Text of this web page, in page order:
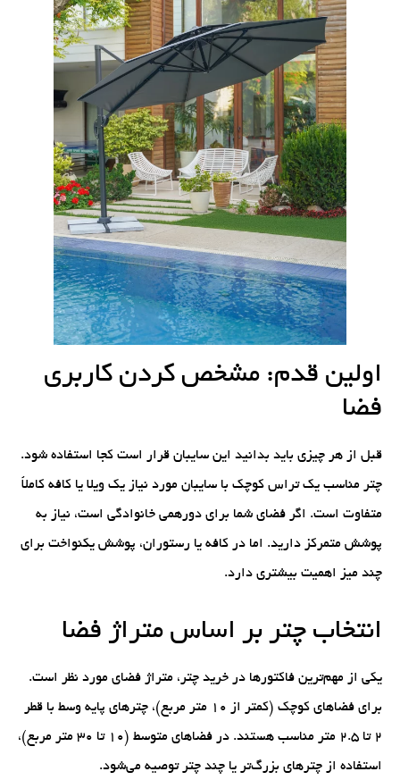
اولین قدم: مشخص کردن کاربری
فضا
قبل از هر چیزی باید بدانید این سایبان قرار است کجا استفاده شود.
چتر مناسب یک تراس کوچک با سایبان مورد نیاز یک ویلا یا کافه کاملاً
متفاوت است. اگر فضای شما برای دورهمی خانوادگی است، نیاز به
پوشش متمرکز دارید. اما در کافه یا رستوران، پوشش یکنواخت برای
چند میز اهمیت بیشتری دارد.
انتخاب چتر بر اساس متراژ فضا
یکی از مهم‌ترین فاکتورها در خرید چتر، متراژ فضای مورد نظر است.
برای فضاهای کوچک (کمتر از ۱۰ متر مربع)، چترهای پایه وسط با قطر
۲ تا ۲.۵ متر مناسب هستند. در فضاهای متوسط (۱۰ تا ۳۰ متر مربع)،
استفاده از چترهای بزرگ‌تر یا چند چتر توصیه می‌شود.